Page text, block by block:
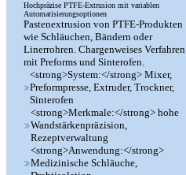
Hochpräzise PTFE-Extrusion mit variablen
Automatisierungsoptionen
Pastenextrusion von PTFE-Produkten
wie Schläuchen, Bändern oder
Linerrohren. Chargenweises Verfahren
mit Preforms und Sinterofen.
<strong>System:</strong> Mixer,
Preformpresse, Extruder, Trockner,
Sinterofen
<strong>Merkmale:</strong> hohe
Wandstärkenpräzision,
Rezeptverwaltung
<strong>Anwendung:</strong>
Medizinische Schläuche,